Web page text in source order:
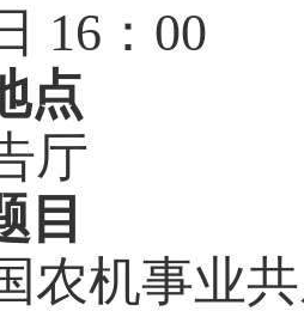
16 ： 00
点
厅
目
农机事业